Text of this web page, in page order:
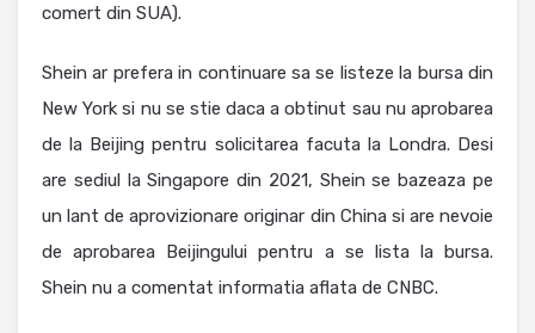
comert din SUA).
Shein ar prefera in continuare sa se listeze la bursa din
New York si nu se stie daca a obtinut sau nu aprobarea
de la Beijing pentru solicitarea facuta la Londra. Desi
are sediul la Singapore din 2021, Shein se bazeaza pe
un lant de aprovizionare originar din China si are nevoie
de aprobarea Beijingului pentru a se lista la bursa.
Shein nu a comentat informatia aflata de CNBC.